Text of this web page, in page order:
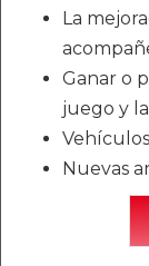
La
Ganar o
juego y
Nuevas